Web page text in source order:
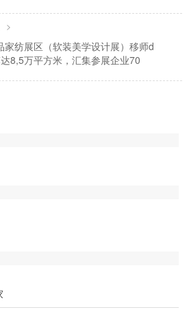
>
纺展区（软装美学设计展）移师d
8,5万平方米，汇集参展企业70